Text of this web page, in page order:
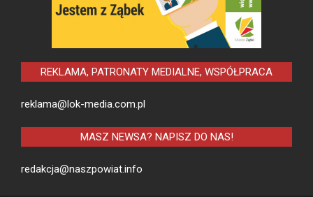
REKLAMA, PATRONATY MEDIALNE, WSPÓŁPRACA
reklama@lok-media.com.pl
MASZ NEWSA? NAPISZ DO NAS!
redakcja@naszpowiat.info